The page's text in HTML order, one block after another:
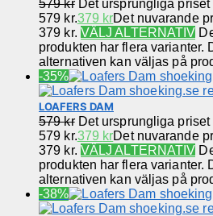
579kr Det ursprungliga priset
579 kr.379 krDet nuvarande
379 kr. VÄLJ ALTERNATIV
produkten har flera varianter.
alternativen kan väljas på
-35%
LOAFERS DAM
579kr Det ursprungliga priset
579 kr.379 krDet nuvarande
379 kr. VÄLJ ALTERNATIV
produkten har flera varianter.
alternativen kan väljas på
-38%